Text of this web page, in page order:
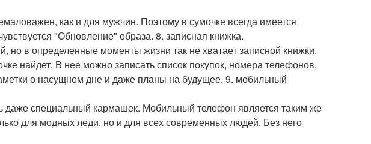
как и для мужчин. Поэтому в сумочке всегда имеется
"Обновление" образа. 8. записная книжка.
но в определенные моменты жизни так не хватает записной книжки.
найдет. В нее можно записать список покупок, номера телефонов,
о насущном дне и даже планы на будущее. 9. мобильный
даже специальный кармашек. Мобильный телефон является таким же
для модных леди, но и для всех современных людей. Без него